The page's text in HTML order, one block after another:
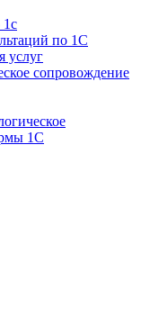
1с
по 1С
услуг
сопровождение
1С